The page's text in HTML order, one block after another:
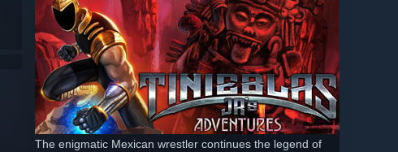
The enigmatic Mexican wrestler continues the legend of